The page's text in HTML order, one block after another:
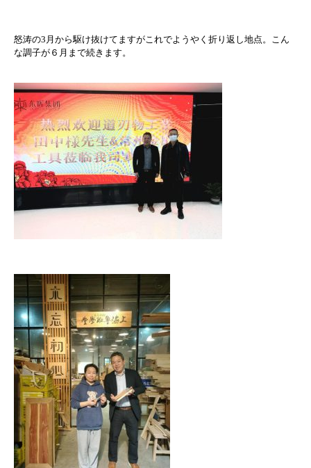
怒涛の3月から駆け抜けてますがこれでようやく折り返し地点。
こん
な調子が６月まで続きます。